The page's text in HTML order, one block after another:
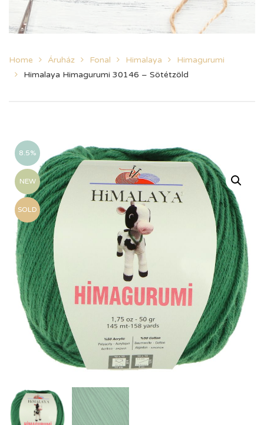
Home Áruház Fonal Himalaya
Himagurumi
Himalaya Himagurumi 30146 – Sötétzöld
8.5%
NEW
SOLD